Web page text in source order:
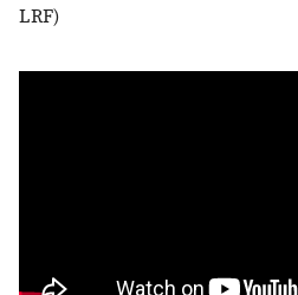
LRF)